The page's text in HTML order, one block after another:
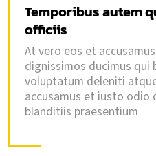
Temporibus autem
officiis
At vero eos et
dignissimos ducimus
voluptatum deleniti
accusamus et iusto odio
blanditiis praesentium